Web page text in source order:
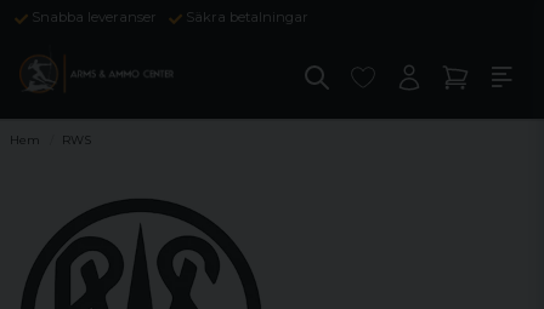
Snabba leveranser Säkra betalningar
Hem RWS